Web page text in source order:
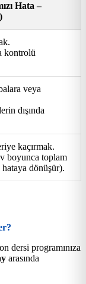
Hata –
kontrolü
veya
dışında
kaçırmak.
boyunca toplam
hataya dönüşür).
dersi programınıza
arasında